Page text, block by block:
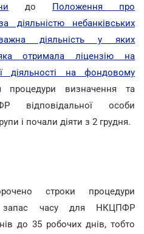
до Положення про
діяльністю небанківських
діяльність у яких
отримала ліцензію на
діяльності на фондовому
процедури визначення та
особи
і почали діяти з 2 грудня.
строки процедури
запас часу для НКЦПФР
до 35 робочих днів, тобто